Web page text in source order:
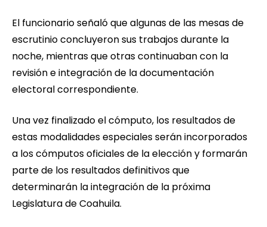
El funcionario señaló que algunas de las mesas de
escrutinio concluyeron sus trabajos durante la
noche, mientras que otras continuaban con la
revisión e integración de la documentación
electoral correspondiente.
Una vez finalizado el cómputo, los resultados de
estas modalidades especiales serán incorporados
a los cómputos oficiales de la elección y formarán
parte de los resultados definitivos que
determinarán la integración de la próxima
Legislatura de Coahuila.